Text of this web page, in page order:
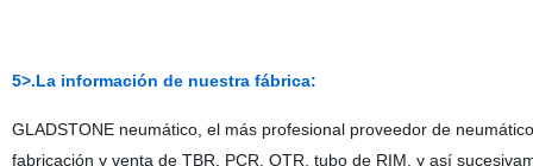
5>.La información de nuestra fábrica:
GLADSTONE neumático, el más profesional proveedor de
fabricación y venta de TBR, PCR, OTR, tubo de RIM, y así